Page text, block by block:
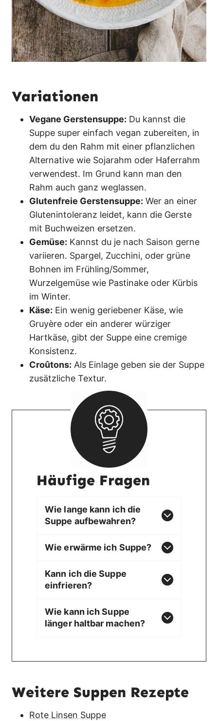
Variationen
Vegane Gerstensuppe: Du kannst die
Suppe super einfach vegan zubereiten, in
dem du den Rahm mit einer pflanzlichen
Alternative wie Sojarahm oder Haferrahm
verwendest. Im Grund kann man den
Rahm auch ganz weglassen.
Glutenfreie Gerstensuppe: Wer an einer
Glutenintoleranz leidet, kann die Gerste
mit Buchweizen ersetzen.
Gemüse: Kannst du je nach Saison gerne
variieren. Spargel, Zucchini, oder grüne
Bohnen im Frühling/Sommer,
Wurzelgemüse wie Pastinake oder Kürbis
im Winter.
Käse: Ein wenig geriebener Käse, wie
Gruyère oder ein anderer würziger
Hartkäse, gibt der Suppe eine cremige
Konsistenz.
Croûtons: Als Einlage geben sie der Suppe
zusätzliche Textur.
Häufige Fragen
Wie lange kann ich die
Suppe aufbewahren?
Wie erwärme ich Suppe?
Kann ich die Suppe
einfrieren?
Wie kann ich Suppe
länger haltbar machen?
Weitere Suppen Rezepte
Rote Linsen Suppe